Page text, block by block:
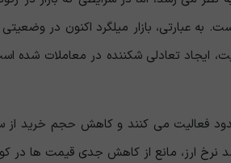
به عبارتی، بازار میلگرد اکنون در
ایجاد تعادلی شکننده در معاملات شده
فعالیت می ‌کنند و کاهش حجم خرید از
نرخ ارز، مانع از کاهش جدی قیمت ‌ها